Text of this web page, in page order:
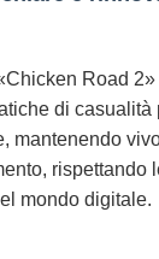
Road
di casualità
mantenendo
rispettando
mondo digitale.